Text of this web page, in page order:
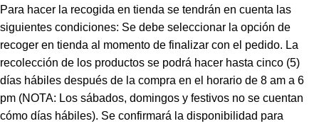
Para hacer la recogida en tienda se tendrán en cuenta las
siguientes condiciones: Se debe seleccionar la opción de
recoger en tienda al momento de finalizar con el pedido. La
recolección de los productos se podrá hacer hasta cinco (5)
días hábiles después de la compra en el horario de 8 am a 6
pm (NOTA: Los sábados, domingos y festivos no se cuentan
cómo días hábiles). Se confirmará la disponibilidad para